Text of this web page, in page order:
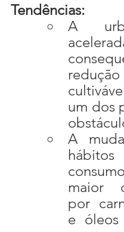
Tendências:
A
redução
um dos
A
maior
por
e óleos